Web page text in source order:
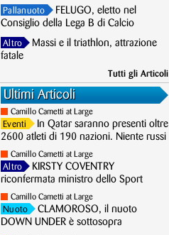
Pallanuoto
FELUGO, eletto nel
Consiglio della Lega B di Calcio
Altro
Massi e il triathlon, attrazione
fatale
Tutti gli Articoli
Ultimi Articoli
Camillo Cametti at Large
Eventi
In Qatar saranno presenti oltre
2600 atleti di 190 nazioni. Niente russi
Camillo Cametti at Large
Altro
KIRSTY COVENTRY
riconfermata ministro dello Sport
Camillo Cametti at Large
Nuoto
CLAMOROSO, il nuoto
DOWN UNDER è sottosopra